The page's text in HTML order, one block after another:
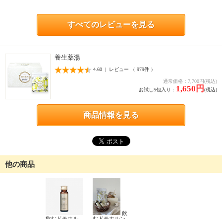
すべてのレビューを見る
養生薬湯
4.60 | レビュー （ 979件 ）
通常価格：7,700円(税込)
お試し5包入り： 1,650円 (税込)
商品情報を見る
他の商品
飲